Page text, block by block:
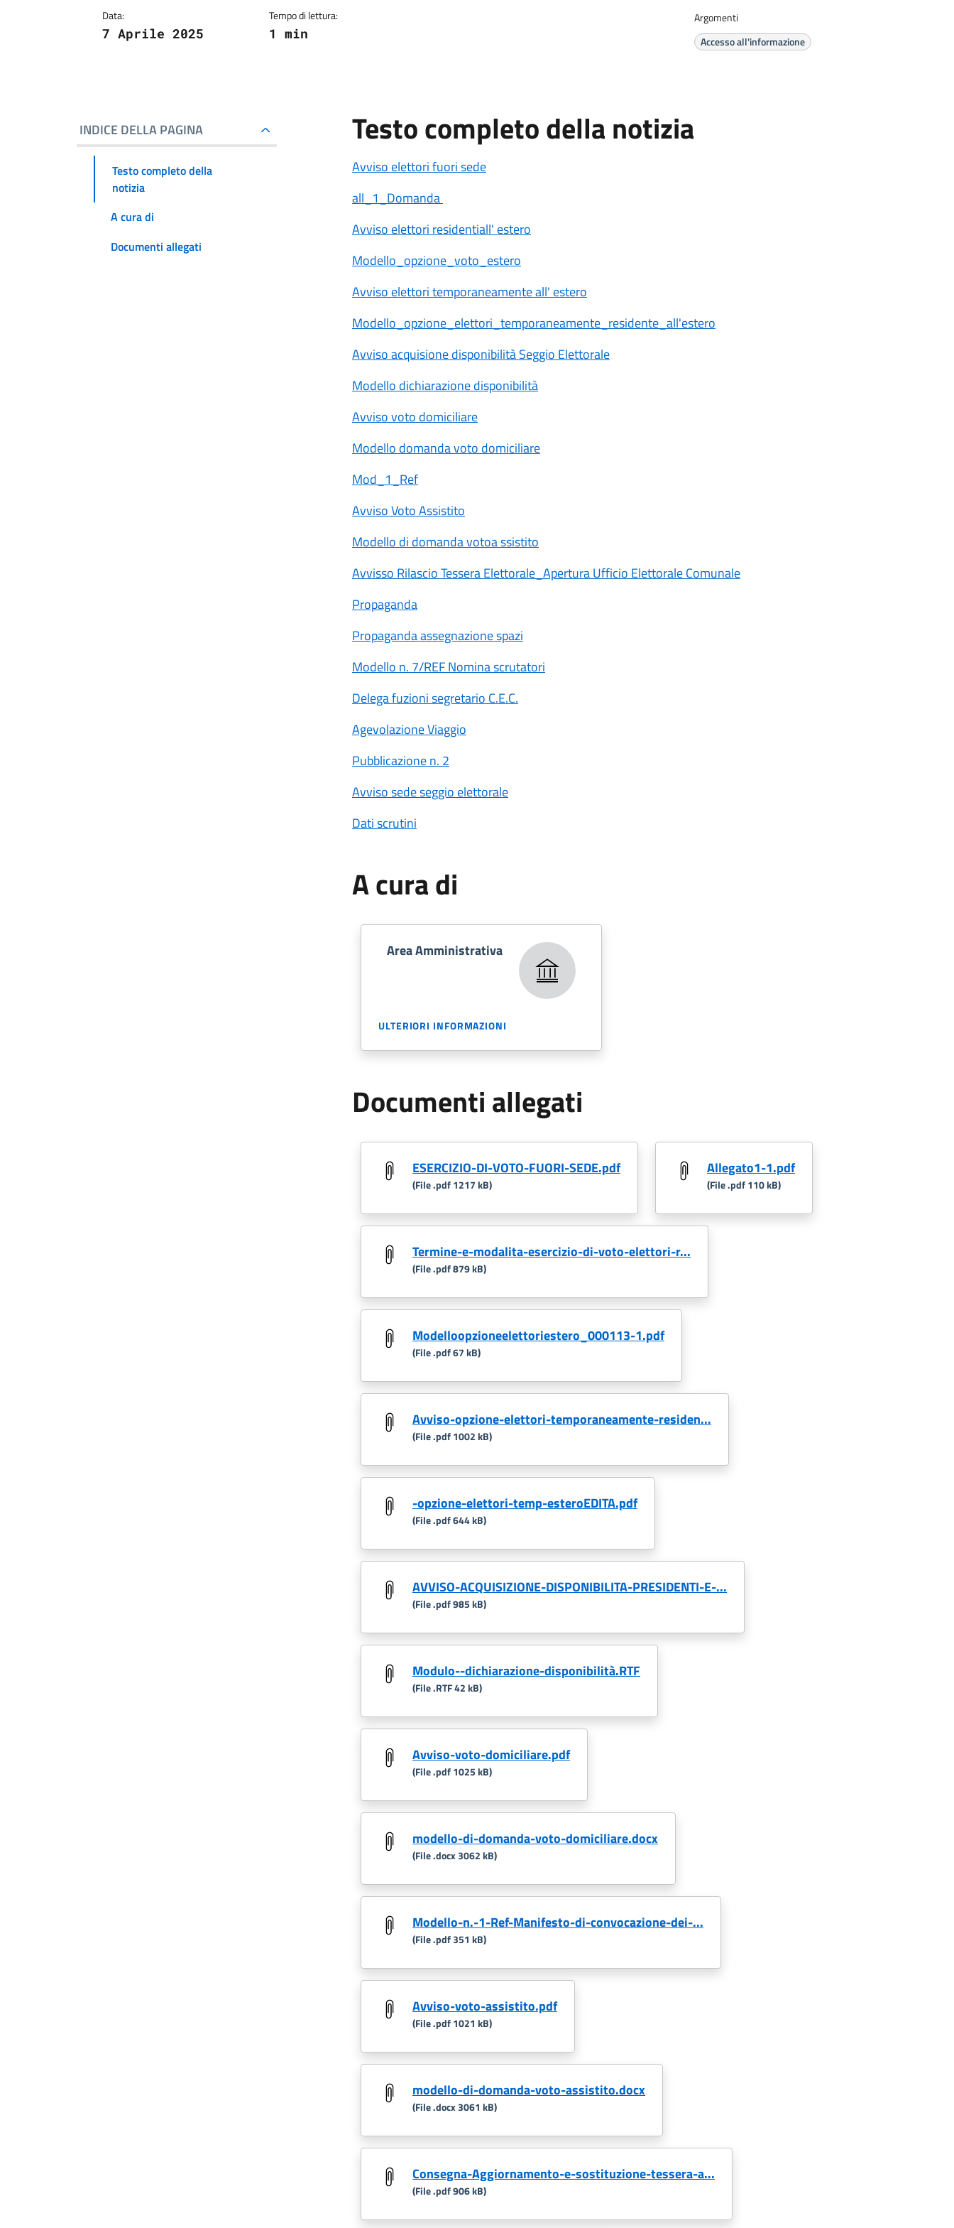
Data:
7 Aprile 2025
Tempo di lettura:
1 min
Argomenti
Accesso all'informazione
INDICE DELLA PAGINA
Testo completo della
notizia
A cura di
Documenti allegati
Testo completo della notizia
Avviso elettori fuori sede
all_1_Domanda
Avviso elettori residentiall' estero
Modello_opzione_voto_estero
Avviso elettori temporaneamente all' estero
Modello_opzione_elettori_temporaneamente_residente_all'estero
Avviso acquisione disponibilità Seggio Elettorale
Modello dichiarazione disponibilità
Avviso voto domiciliare
Modello domanda voto domiciliare
Mod_1_Ref
Avviso Voto Assistito
Modello di domanda votoa ssistito
Avvisso Rilascio Tessera Elettorale_Apertura Ufficio Elettorale Comunale
Propaganda
Propaganda assegnazione spazi
Modello n. 7/REF Nomina scrutatori
Delega fuzioni segretario C.E.C.
Agevolazione Viaggio
Pubblicazione n. 2
Avviso sede seggio elettorale
Dati scrutini
A cura di
Area Amministrativa
ULTERIORI INFORMAZIONI
Documenti allegati
ESERCIZIO-DI-VOTO-FUORI-SEDE.pdf
(File .pdf 1217 kB)
Allegato1-1.pdf
(File .pdf 110 kB)
Termine-e-modalita-esercizio-di-voto-elettori-r...
(File .pdf 879 kB)
Modelloopzioneelettoriestero_000113-1.pdf
(File .pdf 67 kB)
Avviso-opzione-elettori-temporaneamente-residen...
(File .pdf 1002 kB)
-opzione-elettori-temp-esteroEDITA.pdf
(File .pdf 644 kB)
AVVISO-ACQUISIZIONE-DISPONIBILITA-PRESIDENTI-E-...
(File .pdf 985 kB)
Modulo--dichiarazione-disponibilità.RTF
(File .RTF 42 kB)
Avviso-voto-domiciliare.pdf
(File .pdf 1025 kB)
modello-di-domanda-voto-domiciliare.docx
(File .docx 3062 kB)
Modello-n.-1-Ref-Manifesto-di-convocazione-dei-...
(File .pdf 351 kB)
Avviso-voto-assistito.pdf
(File .pdf 1021 kB)
modello-di-domanda-voto-assistito.docx
(File .docx 3061 kB)
Consegna-Aggiornamento-e-sostituzione-tessera-a...
(File .pdf 906 kB)